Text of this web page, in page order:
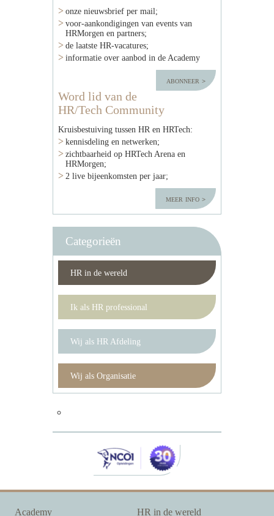
onze nieuwsbrief per mail;
voor-aankondigingen van events van
HRMorgen en partners;
de laatste HR-vacatures;
informatie over aanbod in de Academy
abonneer
Word lid van de
HR/Tech Community
Kruisbestuiving tussen HR en HRTech:
kennisdeling en netwerken;
zichtbaarheid op HRTech Arena en
HRMorgen;
2 live bijeenkomsten per jaar;
meer info
Categorieën
HR in de wereld
Ik als HR professional
Wij als HR Afdeling
Wij als Organisatie
Academy HR in de wereld